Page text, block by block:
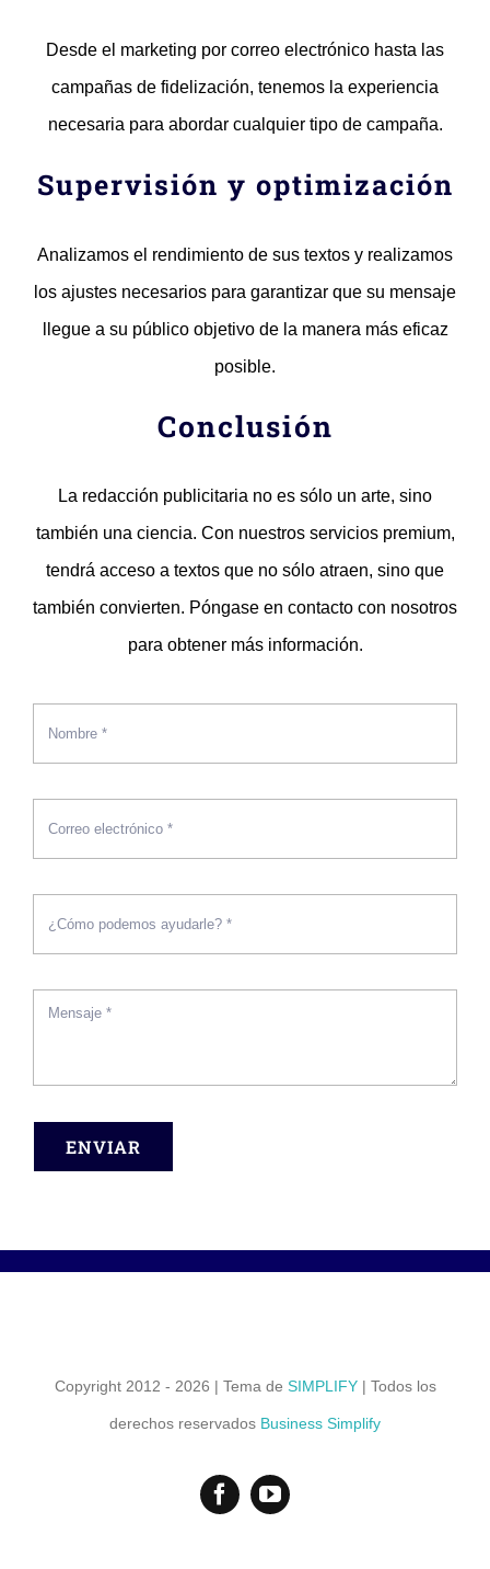
Desde el marketing por correo electrónico hasta las
campañas de fidelización, tenemos la experiencia
necesaria para abordar cualquier tipo de campaña.
Supervisión y optimización
Analizamos el rendimiento de sus textos y realizamos
los ajustes necesarios para garantizar que su mensaje
llegue a su público objetivo de la manera más eficaz
posible.
Conclusión
La redacción publicitaria no es sólo un arte, sino
también una ciencia. Con nuestros servicios premium,
tendrá acceso a textos que no sólo atraen, sino que
también convierten. Póngase en contacto con nosotros
para obtener más información.
ENVIAR
Copyright 2012 - 2026 | Tema de SIMPLIFY| Todos los
derechos reservados Business Simplify